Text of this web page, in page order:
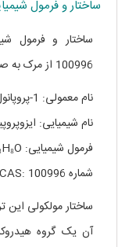
ساختار و فرمول شیمیایی 1-پروپانول
100996 از مرک به صورت زیر است:
نام معمولی: 1-پروپانول
نام شیمیایی:
فرمول شیمیایی: C₃H₈O
شماره CAS: 100996- سه تایی
ساختار مولکولی